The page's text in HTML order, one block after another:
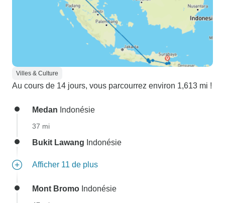
Villes & Culture
Au cours de 14 jours, vous parcourrez environ 1,613 mi !
Medan Indonésie
37 mi
Bukit Lawang Indonésie
Afficher 11 de plus
Mont Bromo Indonésie